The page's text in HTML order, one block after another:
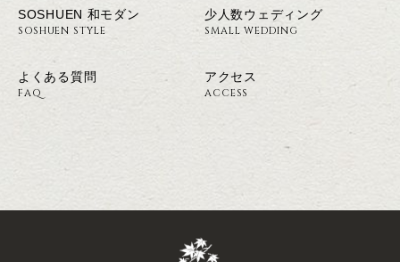
SOSHUEN 和モダン
SOSHUEN STYLE
少人数ウェディング
SMALL WEDDING
よくある質問
FAQ
アクセス
ACCESS